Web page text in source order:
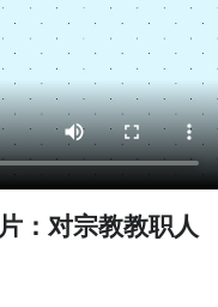
时事 专题
科教 经济
县 麻栗坡县
：对宗教教职人